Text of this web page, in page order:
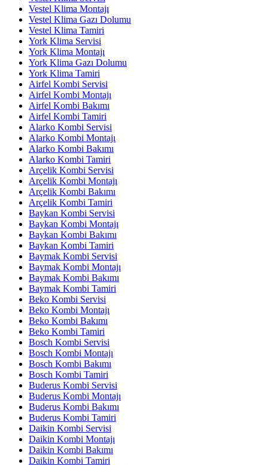
Vestel Klima Montajı
Vestel Klima Gazı Dolumu
Vestel Klima Tamiri
York Klima Servisi
York Klima Montajı
York Klima Gazı Dolumu
York Klima Tamiri
Airfel Kombi Servisi
Airfel Kombi Montajı
Airfel Kombi Bakımı
Airfel Kombi Tamiri
Alarko Kombi Servisi
Alarko Kombi Montajı
Alarko Kombi Bakımı
Alarko Kombi Tamiri
Arçelik Kombi Servisi
Arçelik Kombi Montajı
Arçelik Kombi Bakımı
Arçelik Kombi Tamiri
Baykan Kombi Servisi
Baykan Kombi Montajı
Baykan Kombi Bakımı
Baykan Kombi Tamiri
Baymak Kombi Servisi
Baymak Kombi Montajı
Baymak Kombi Bakımı
Baymak Kombi Tamiri
Beko Kombi Servisi
Beko Kombi Montajı
Beko Kombi Bakımı
Beko Kombi Tamiri
Bosch Kombi Servisi
Bosch Kombi Montajı
Bosch Kombi Bakımı
Bosch Kombi Tamiri
Buderus Kombi Servisi
Buderus Kombi Montajı
Buderus Kombi Bakımı
Buderus Kombi Tamiri
Daikin Kombi Servisi
Daikin Kombi Montajı
Daikin Kombi Bakımı
Daikin Kombi Tamiri